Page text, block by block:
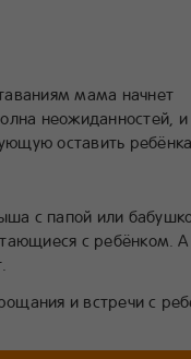
мама начнет
неожиданностей, и
оставить
с папой или
с ребёнком.
и встречи с